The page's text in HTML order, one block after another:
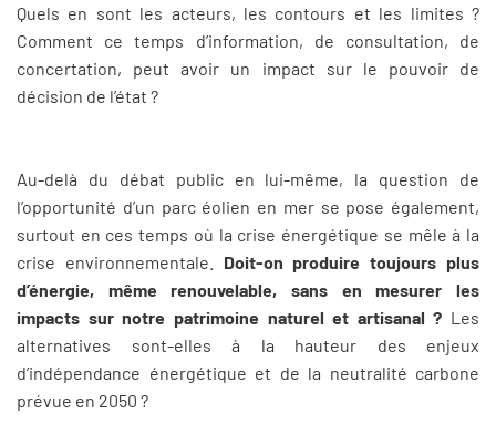
Quels en sont les acteurs, les contours et les limites ?
Comment ce temps d’information, de consultation, de
concertation, peut avoir un impact sur le pouvoir de
décision de l’état ?
Au-delà du débat public en lui-même, la question de
l’opportunité d’un parc éolien en mer se pose également,
surtout en ces temps où la crise énergétique se mêle à la
crise environnementale. Doit-on produire toujours plus
d’énergie, même renouvelable, sans en mesurer les
impacts sur notre patrimoine naturel et artisanal ? Les
alternatives sont-elles à la hauteur des enjeux
d’indépendance énergétique et de la neutralité carbone
prévue en 2050 ?